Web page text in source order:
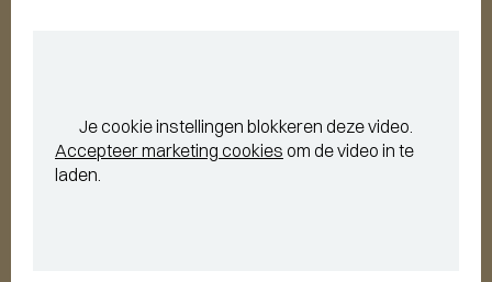
Je cookie instellingen blokkeren deze video.
Accepteer marketing cookies om de video in te
laden.